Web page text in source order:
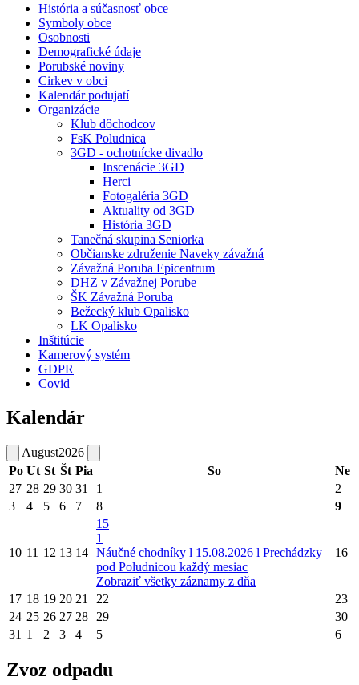
História a súčasnosť obce
Symboly obce
Osobnosti
Demografické údaje
Porubské noviny
Cirkev v obci
Kalendár podujatí
Organizácie
Klub dôchodcov
FsK Poludnica
3GD - ochotnícke divadlo
Inscenácie 3GD
Herci
Fotogaléria 3GD
Aktuality od 3GD
História 3GD
Tanečná skupina Seniorka
Občianske združenie Naveky závažná
Závažná Poruba Epicentrum
DHZ v Závažnej Porube
ŠK Závažná Poruba
Bežecký klub Opalisko
LK Opalisko
Inštitúcie
Kamerový systém
GDPR
Covid
Kalendár
August2026
Po Ut St Št Pia So
Ne
27 28 29 30 31 1
2
3
4 5 6 7 8 9
10 11 12 13 14
15
1
Náučné chodníky l 15.08.2026 l Prechádzky
pod Poludnicou každý mesiac
Zobraziť všetky záznamy z dňa
16
17 18 19 20 21 22
23
24 25 26 27 28 29
30
31 1 2 3 4 5 6
Zvoz odpadu